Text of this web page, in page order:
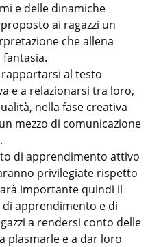
e delle dinamiche
ai ragazzi un
che allena
fantasia.
al testo
e a relazionarsi tra loro,
nella fase creativa
mezzo di comunicazione
di apprendimento attivo
privilegiate rispetto
importante quindi il
apprendimento e di
a rendersi conto delle
plasmarle e a dar loro